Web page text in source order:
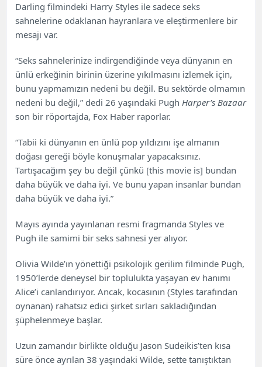
Darling filmindeki Harry Styles ile sadece seks
sahnelerine odaklanan hayranlara ve eleştirmenlere bir
mesajı var.
“Seks sahnelerinize indirgendiğinde veya dünyanın en
ünlü erkeğinin birinin üzerine yıkılmasını izlemek için,
bunu yapmamızın nedeni bu değil. Bu sektörde olmamın
nedeni bu değil,” dedi 26 yaşındaki Pugh Harper’s Bazaar
son bir röportajda, Fox Haber raporlar.
“Tabii ki dünyanın en ünlü pop yıldızını işe almanın
doğası gereği böyle konuşmalar yapacaksınız.
Tartışacağım şey bu değil çünkü [this movie is] bundan
daha büyük ve daha iyi. Ve bunu yapan insanlar bundan
daha büyük ve daha iyi.”
Mayıs ayında yayınlanan resmi fragmanda Styles ve
Pugh ile samimi bir seks sahnesi yer alıyor.
Olivia Wilde’ın yönettiği psikolojik gerilim filminde Pugh,
1950’lerde deneysel bir toplulukta yaşayan ev hanımı
Alice’i canlandırıyor. Ancak, kocasının (Styles tarafından
oynanan) rahatsız edici şirket sırları sakladığından
şüphelenmeye başlar.
Uzun zamandır birlikte olduğu Jason Sudeikis’ten kısa
süre önce ayrılan 38 yaşındaki Wilde, sette tanıştıktan